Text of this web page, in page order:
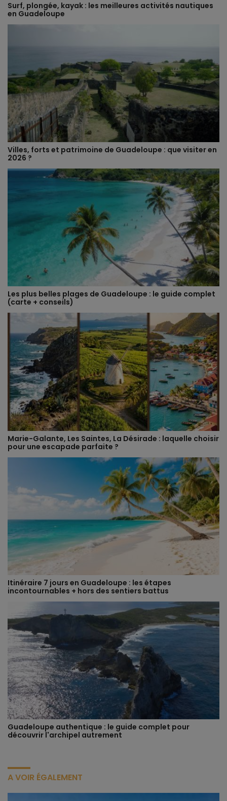
Surf, plongée, kayak : les meilleures activités nautiques
en Guadeloupe
Villes, forts et patrimoine de Guadeloupe : que visiter en
2026 ?
Les plus belles plages de Guadeloupe : le guide complet
(carte + conseils)
Marie-Galante, Les Saintes, La Désirade : laquelle choisir
pour une escapade parfaite ?
Itinéraire 7 jours en Guadeloupe : les étapes
incontournables + hors des sentiers battus
Guadeloupe authentique : le guide complet pour
découvrir l'archipel autrement
A VOIR ÉGALEMENT